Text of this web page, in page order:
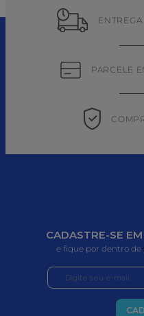
ENTREGA
PARCELE
CADASTRE-SE
e fique por dentro